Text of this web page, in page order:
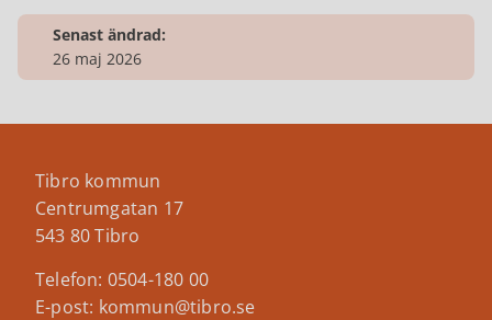
Senast ändrad:
26 maj 2026
Tibro kommun
Centrumgatan 17
543 80 Tibro
Telefon: 0504-180 00
E-post: kommun@tibro.se